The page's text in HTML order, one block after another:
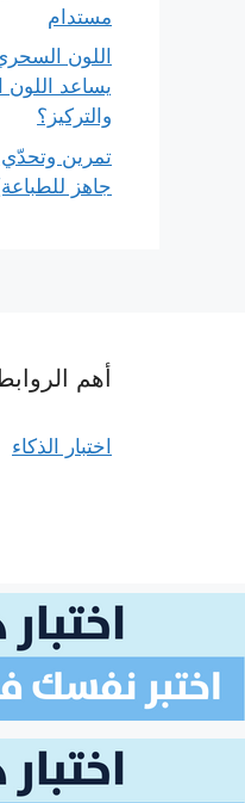
مستدام
اللون
يساعد
والتركيز؟
جاهز
أهم
اختبار الذكاء